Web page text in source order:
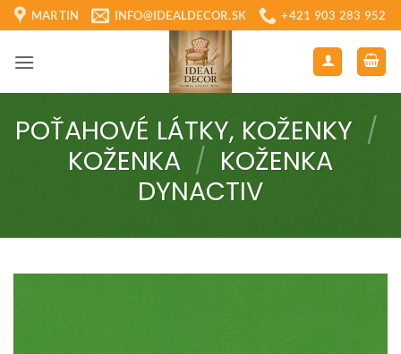
Skip
to
content
MARTIN INFO@IDEALDECOR.SK +421 903 283 952
POŤAHOVÉ LÁTKY, KOŽENKY /
KOŽENKA / KOŽENKA
DYNACTIV